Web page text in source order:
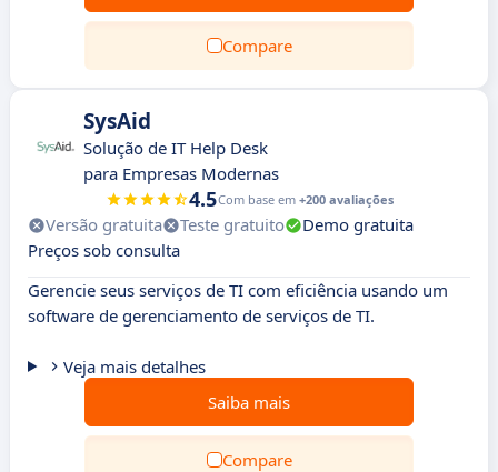
Compare
SysAid
Solução de IT Help Desk
para Empresas Modernas
4.5Com base em +200 avaliações
Versão gratuita Teste gratuito
Demo gratuita
Preços sob consulta
Gerencie seus serviços de TI com eficiência usando um
software de gerenciamento de serviços de TI.
Veja mais detalhes
Saiba mais
Compare